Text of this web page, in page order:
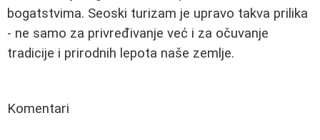
bogatstvima. Seoski turizam je upravo takva prilika
- ne samo za privređivanje već i za očuvanje
tradicije i prirodnih lepota naše zemlje.
Komentari